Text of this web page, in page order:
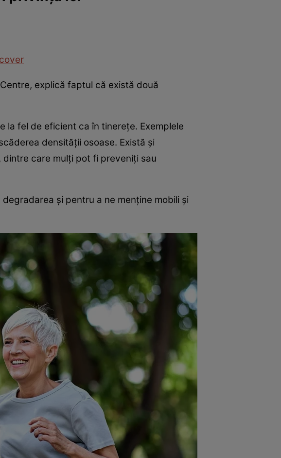
explică faptul că există două
la fel de eficient ca în tinerețe. Exemplele
densității osoase. Există și
care mulți pot fi preveniți sau
și pentru a ne menține mobili și